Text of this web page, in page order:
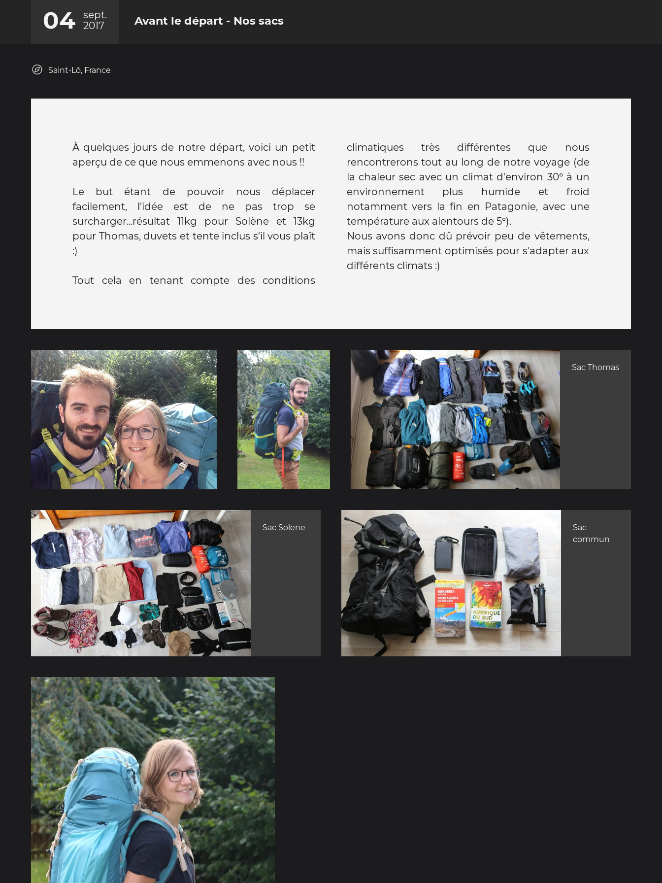
04
sept.
2017
Avant le départ - Nos sacs
Saint-Lô, France
À quelques jours de notre départ, voici un petit
aperçu de ce que nous emmenons avec nous !!
Le but étant de pouvoir nous déplacer
facilement, l'idée est de ne pas trop se
surcharger...résultat 11kg pour Solène et 13kg
pour Thomas, duvets et tente inclus s'il vous plaît
:)
Tout cela en tenant compte des conditions
climatiques très différentes que nous
rencontrerons tout au long de notre voyage (de
la chaleur sec avec un climat d'environ 30° à un
environnement plus humide et froid
notamment vers la fin en Patagonie, avec une
température aux alentours de 5°).
Nous avons donc dû prévoir peu de vêtements,
mais suffisamment optimisés pour s'adapter aux
différents climats :)
Sac Thomas
Sac Solene
Sac
commun